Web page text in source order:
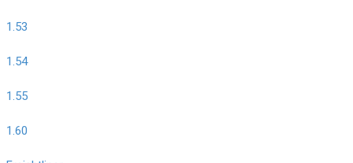
1.53
1.54
1.55
1.60